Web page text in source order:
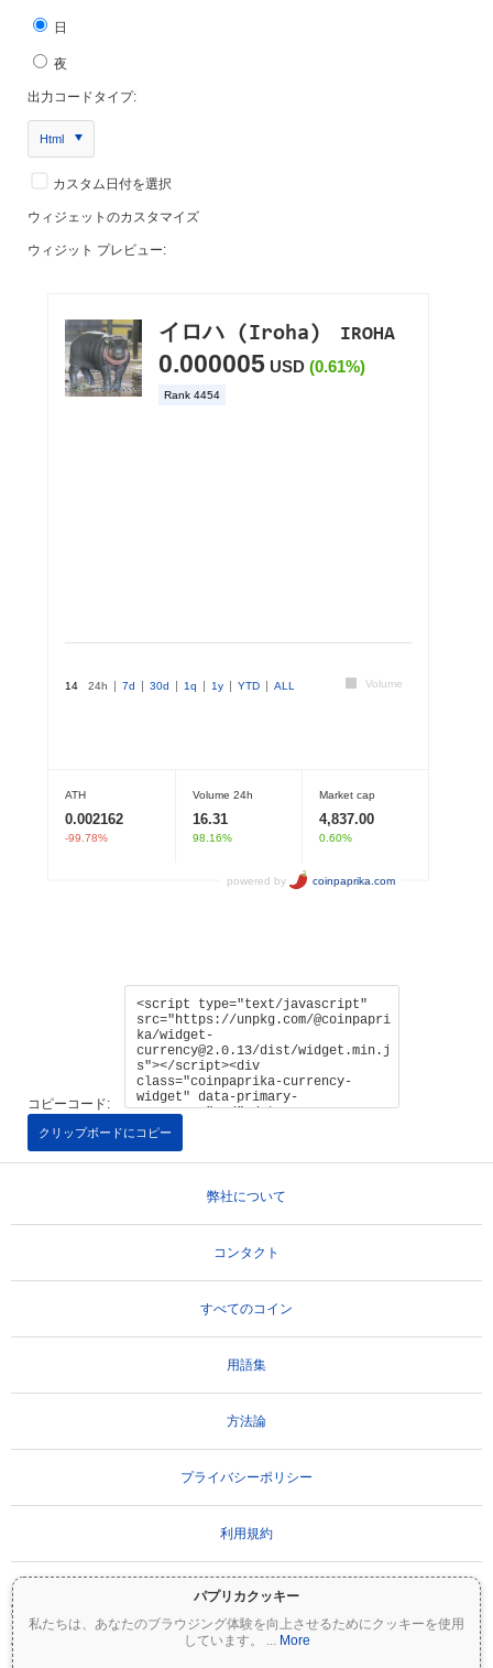
パプリカクッキー
私たちは、あなたのブラウジング体験を向上させるためにクッキーを使用
しています。
... More
日
夜
出力コードタイプ:
Html
カスタム日付を選択
ウィジェットのカスタマイズ
ウィジット プレビュー:
コピーコード:
クリップボードにコピー
弊社について
コンタクト
すべてのコイン
用語集
方法論
プライバシーポリシー
利用規約
重要な免責事項：
す。投資額の一部または全額を失う可能性があります。Coinpaprikaのすべての情報は
情報提供のみを目的としており、財務または投資のアドバイスを構成するものではあ
りません。投資判断を行う前に、必ずご自身で調査（DYOR）を行い、資格のあるファ